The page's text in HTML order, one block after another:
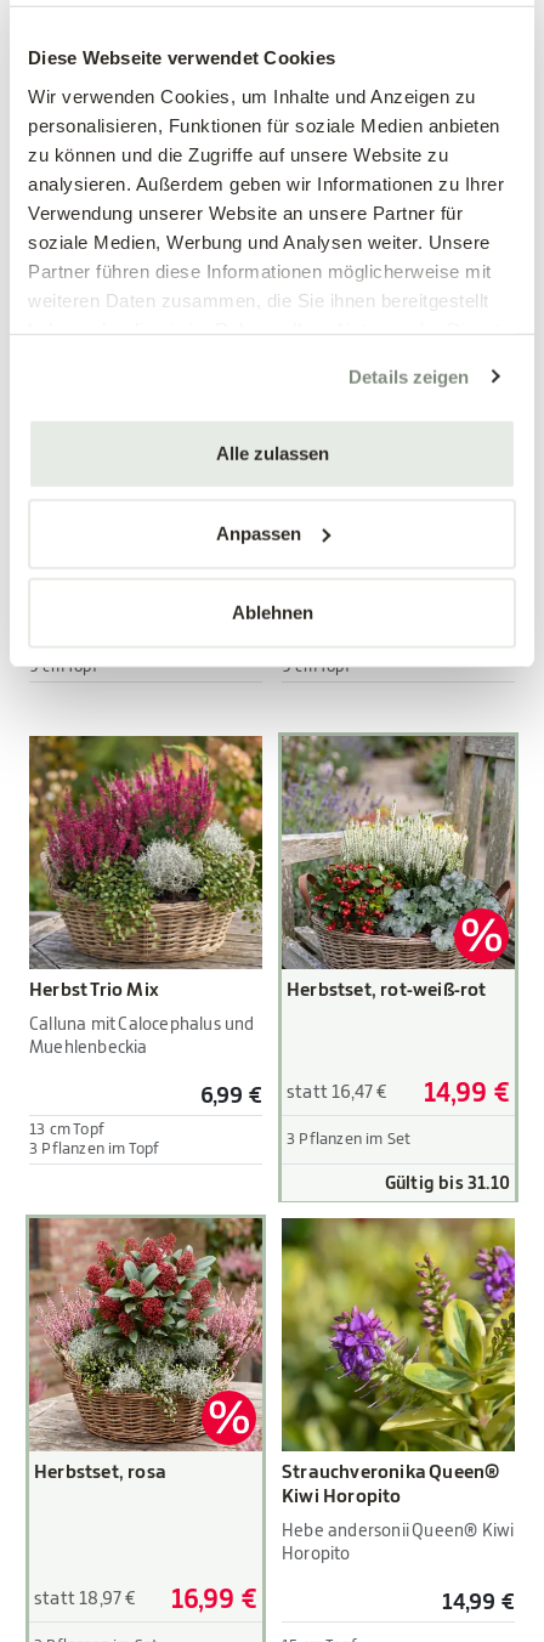
Diese Webseite verwendet Cookies
Wir verwenden Cookies, um Inhalte und Anzeigen zu
personalisieren, Funktionen für soziale Medien anbieten
zu können und die Zugriffe auf unsere Website zu
analysieren. Außerdem geben wir Informationen zu Ihrer
Verwendung unserer Website an unsere Partner für
soziale Medien, Werbung und Analysen weiter. Unsere
Partner führen diese Informationen möglicherweise mit
weiteren Daten zusammen, die Sie ihnen bereitgestellt
Details zeigen
Alle zulassen
Anpassen
Ablehnen
Stiefmütterchen, weiß
3,89 €
3 Stück/Packung
9 cm Topf
Stiefmütterchen, weinrot
3,89 €
3 Stück/Packung
9 cm Topf
Großblumiges
Stiefmütterchen, blau
Viola wittrockiana Hybriden
3,89 €
3 Stück/Packung
9 cm Topf
Mengen-
Großblumiges
Stiefmütterchen, gelb
Viola wittrockiana Hybriden
3 Stück/Packung
9 cm Topf
Herbst Trio Mix
Calluna mit Calocephalus und
Muehlenbeckia
6,99 €
13 cm Topf
3 Pflanzen im Topf
Herbstset, rot-weiß-rot
statt 16,47 € 14,99 €
3 Pflanzen im Set
Gültig bis 31.10
Herbstset, rosa
statt 18,97 € 16,99 €
Strauchveronika Queen®
Kiwi Horopito
Hebe andersonii Queen® Kiwi
Horopito
14,99 €